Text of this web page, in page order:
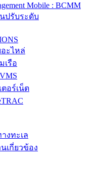
Mobile : BCMM
ปรับระดับ
ะไหล่
เรือ
อร์เน็ต
งทะเล
เกี่ยวข้อง